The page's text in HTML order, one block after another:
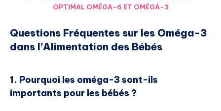
OPTIMAL OMÉGA-6 ET OMÉGA-3
Questions Fréquentes sur les Oméga-3
dans l’Alimentation des Bébés
1. Pourquoi les oméga-3 sont-ils
importants pour les bébés ?